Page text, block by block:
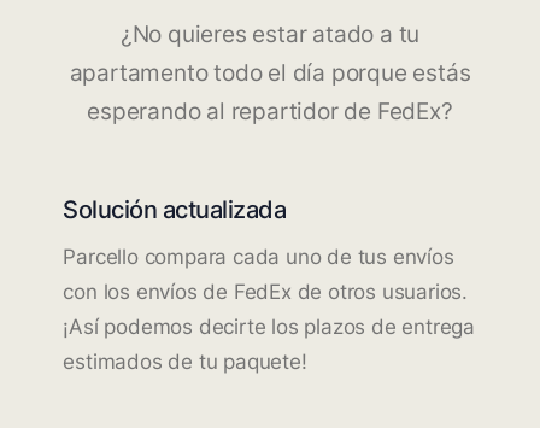
¿No quieres estar atado a tu
apartamento todo el día porque estás
esperando al repartidor de FedEx?
Solución actualizada
Parcello compara cada uno de tus envíos
con los envíos de FedEx de otros usuarios.
¡Así podemos decirte los plazos de entrega
estimados de tu paquete!